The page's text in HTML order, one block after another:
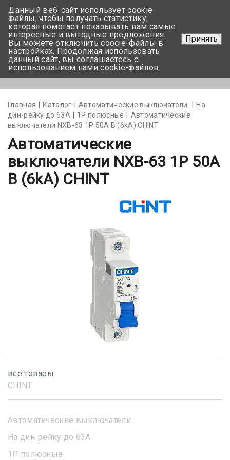
+375 17-350-99-56
+375 44-752-82-08
Задать вопрос
Главная Каталог Автоматические выключатели
На
дин-рейку до 63А
1Р полюсные
Автоматические
выключатели NXB-63 1P 50A B (6kA) CHINT
Автоматические
выключатели NXB-63 1P 50A
B (6kA) CHINT
все товары
CHINT
Автоматические выключатели
На дин-рейку до 63А
1Р полюсные
Данный веб-сайт использует cookie-
файлы, чтобы получать статистику,
которая помогает показывать вам самые
интересные и выгодные предложения.
Вы можете отключить coocie-файлы в
настройках. Продолжая использовать
данный сайт, вы соглашаетесь с
использованием нами cookie-файлов.
Принять